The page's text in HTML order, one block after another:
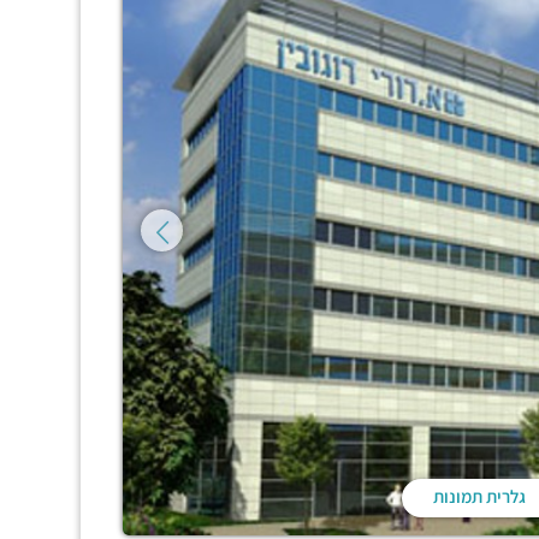
גלרית תמונות